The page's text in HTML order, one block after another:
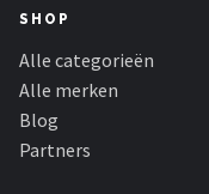
SHOP
Alle categorieën
Alle merken
Blog
Partners